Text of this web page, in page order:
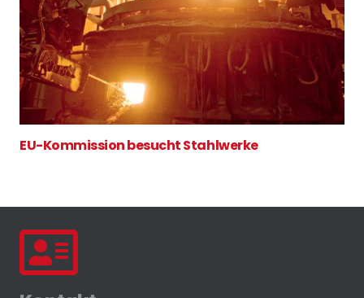
EU-Kommission besucht Stahlwerke